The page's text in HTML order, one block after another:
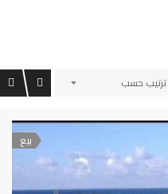
ترتيب حسب
بيع